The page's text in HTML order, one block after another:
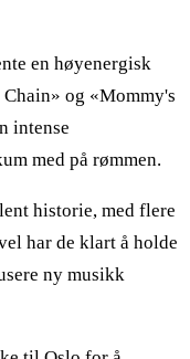
en høyenergisk
og «Mommy's
intense
med på rømmen.
historie, med flere
har de klart å holde
ny musikk